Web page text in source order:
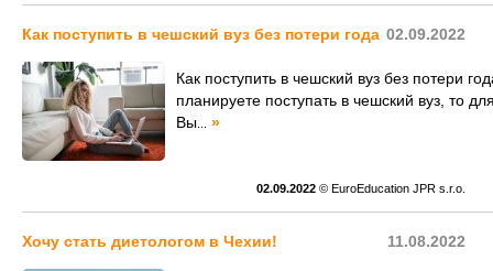
02.09.2022
Как поступить в чешский вуз без потери года
Как поступить в чешский вуз без потери
планируете поступать в чешский вуз, то
Вы
»
02.09.2022 © EuroEducation JPR s.r.o.
11.08.2022
Хочу стать диетологом в Чехии!